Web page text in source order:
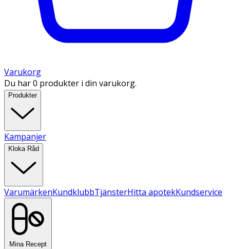
Varukorg
Du har 0 produkter i din varukorg.
Produkter
Kampanjer
Kloka Råd
VarumärkenKundklubbTjänsterHitta apotekKundservice
Mina Recept